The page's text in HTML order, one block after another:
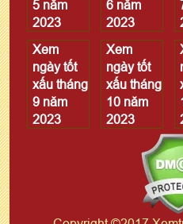
5 năm
2023
6 năm
2023
Xem
ngày tốt
xấu tháng
9 năm
2023
Xem
ngày tốt
xấu tháng
10 năm
2023